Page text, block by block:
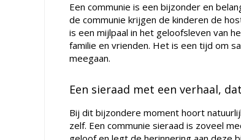
Een communie is een bijzonder en
de communie krijgen de kinderen de
is een mijlpaal in het geloofsleven van
familie en vrienden. Het is een tijd om
meegaan.
Een sieraad met een verhaal,
Bij dit bijzondere moment hoort
zelf. Een communie sieraad is zoveel